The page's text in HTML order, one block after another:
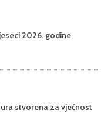
2026. godine
stvorena za vječnost